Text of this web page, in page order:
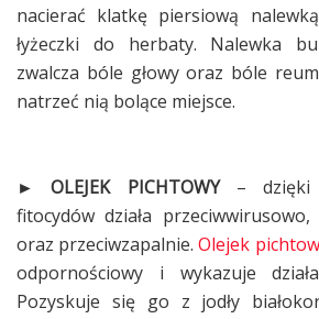
nacierać klatkę piersiową
łyżeczki do herbaty. Nalewka
zwalcza bóle głowy oraz bóle
natrzeć nią bolące miejsce.
► OLEJEK PICHTOWY– dzięki
fitocydów działa
oraz przeciwzapalnie.Olejek
odpornościowy i wykazuje
Pozyskuje się go z jodły